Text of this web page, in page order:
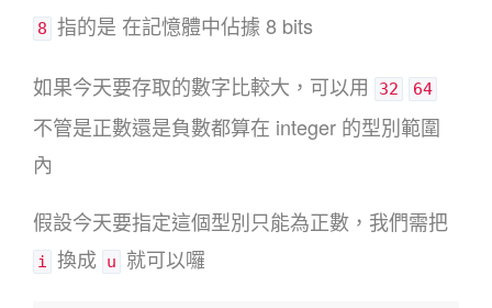
8 指的是 在記憶體中佔據 8 bits
如果今天要存取的數字比較大，可以用 32 64
不管是正數還是負數都算在 integer 的型別範圍
內
假設今天要指定這個型別只能為正數，我們需把
i 換成 u 就可以囉